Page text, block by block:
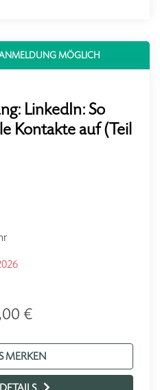
MÖGLICH
LinkedIn: So
Kontakte auf (Teil
€
MERKEN